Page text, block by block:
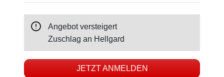
Angebot versteigert
Zuschlag an Hellgard
JETZT ANMELDEN